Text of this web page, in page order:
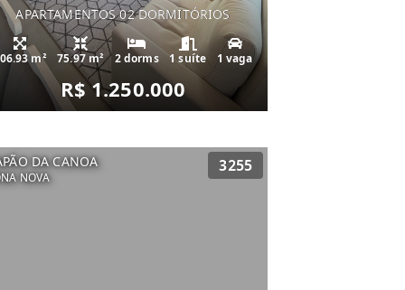
APARTAMENTOS 02 DORMITÓRIOS
m² 75.97 m² 2 dorms 1 suíte 1 vaga
R$ 1.250.000
DA CANOA
NOVA
3255